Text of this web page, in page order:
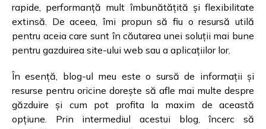
rapide, performanță mult îmbunătățită și flexibilitate
extinsă. De aceea, îmi propun să fiu o resursă utilă
pentru aceia care sunt în căutarea unei soluții mai bune
pentru gazduirea site-ului web sau a aplicațiilor lor.
În esență, blog-ul meu este o sursă de informații și
resurse pentru oricine dorește să afle mai multe despre
găzduire și cum pot profita la maxim de această
opțiune. Prin intermediul acestui blog, încerc să